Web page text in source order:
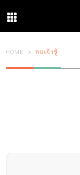
HOME คนเจ้าชู้